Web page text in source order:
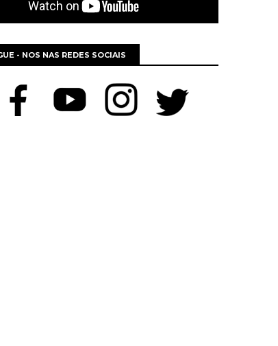
- NOS NAS REDES SOCIAIS